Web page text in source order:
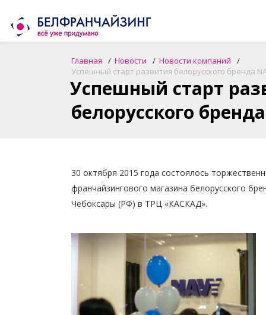
Главная Новости
Новости компаний
Успешный старт развития белорусского бренда
Успешный старт
белорусского
30 октября 2015 года состоялось
франчайзингового магазина белорусского
Чебоксары (РФ) в ТРЦ «КАСКАД».